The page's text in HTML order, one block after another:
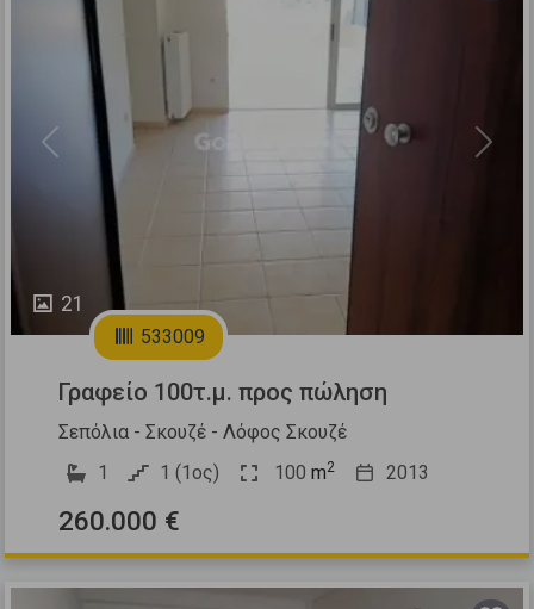
21
Previous Next
533009
Γραφείο 100τ.μ. προς πώληση
Σεπόλια - Σκουζέ - Λόφος Σκουζέ
1
1 (1ος) 100 m2 2013
260.000 €